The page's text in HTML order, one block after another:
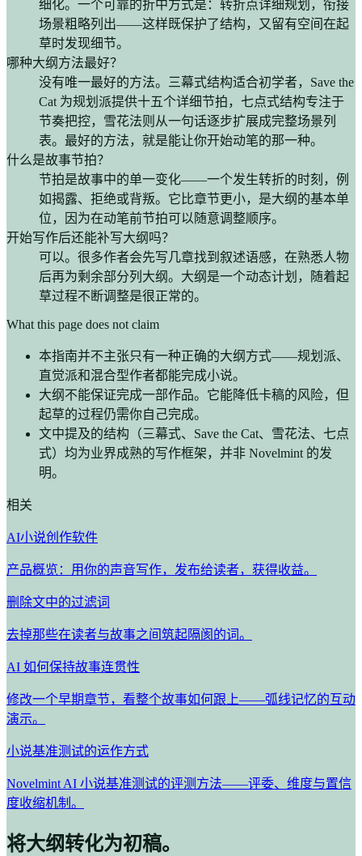
细化。一个可靠的折中方式是：转折点详细规划，衔接
场景粗略列出——这样既保护了结构，又留有空间在起
草时发现细节。
哪种大纲方法最好？
没有唯一最好的方法。三幕式结构适合初学者，Save the
Cat 为规划派提供十五个详细节拍，七点式结构专注于
节奏把控，雪花法则从一句话逐步扩展成完整场景列
表。最好的方法，就是能让你开始动笔的那一种。
什么是故事节拍？
节拍是故事中的单一变化——一个发生转折的时刻，例
如揭露、拒绝或背叛。它比章节更小，是大纲的基本单
位，因为在动笔前节拍可以随意调整顺序。
开始写作后还能补写大纲吗？
可以。很多作者会先写几章找到叙述语感，在熟悉人物
后再为剩余部分列大纲。大纲是一个动态计划，随着起
草过程不断调整是很正常的。
What this page does not claim
本指南并不主张只有一种正确的大纲方式——规划派、
直觉派和混合型作者都能完成小说。
大纲不能保证完成一部作品。它能降低卡稿的风险，但
起草的过程仍需你自己完成。
文中提及的结构（三幕式、Save the Cat、雪花法、七点
式）均为业界成熟的写作框架，并非 Novelmint 的发
明。
相关
AI小说创作软件
产品概览：用你的声音写作，发布给读者，获得收益。
删除文中的过滤词
去掉那些在读者与故事之间筑起隔阂的词。
AI 如何保持故事连贯性
修改一个早期章节，看整个故事如何跟上——弧线记忆的互动
演示。
小说基准测试的运作方式
Novelmint AI 小说基准测试的评测方法——评委、维度与置信
度收缩机制。
将大纲转化为初稿。